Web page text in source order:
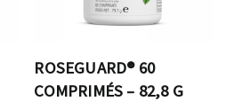
ROSEGUARD® 60
COMPRIMÉS – 82,8 G